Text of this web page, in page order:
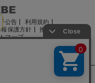
公告
利用規約
保護方針
推奨環境
マップ
株式会社に属します。